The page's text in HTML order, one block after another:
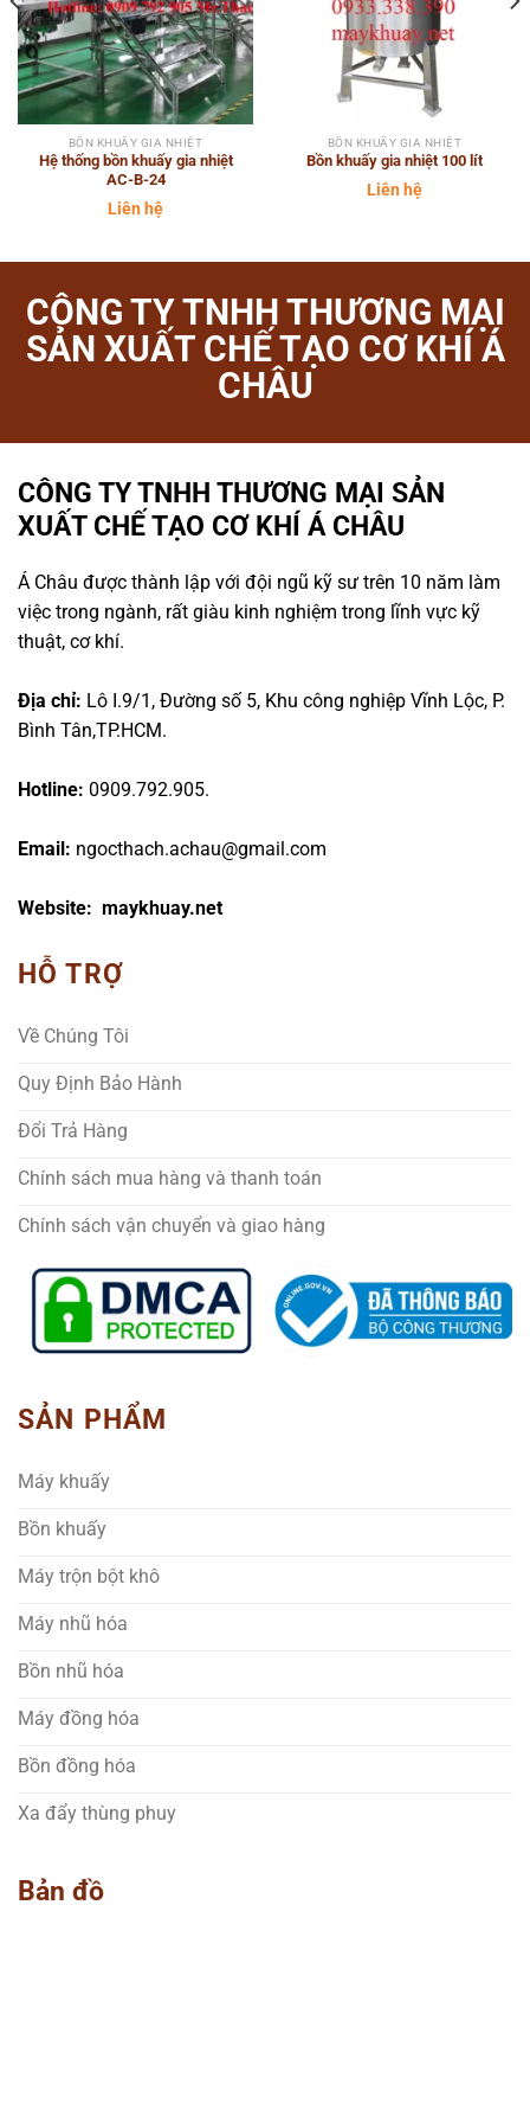
BỒN KHUẤY GIA NHIỆT
Hệ thống bồn khuấy gia nhiệt
AC-B-24
Liên hệ
BỒN KHUẤY GIA NHIỆT
Bồn khuấy gia nhiệt 100 lít
Liên hệ
CÔNG TY TNHH THƯƠNG MẠI
SẢN XUẤT CHẾ TẠO CƠ KHÍ Á
CHÂU
CÔNG TY TNHH THƯƠNG MẠI SẢN
XUẤT CHẾ TẠO CƠ KHÍ Á CHÂU
Á Châu được thành lập với đội ngũ kỹ sư trên 10 năm làm
việc trong ngành, rất giàu kinh nghiệm trong lĩnh vực kỹ
thuật, cơ khí.
Địa chỉ: Lô I.9/1, Đường số 5, Khu công nghiệp Vĩnh Lộc, P.
Bình Tân,TP.HCM.
Hotline: 0909.792.905.
Email: ngocthach.achau@gmail.com
Website: maykhuay.net
HỖ TRỢ
Về Chúng Tôi
Quy Định Bảo Hành
Đổi Trả Hàng
Chính sách mua hàng và thanh toán
Chính sách vận chuyển và giao hàng
SẢN PHẨM
Máy khuấy
Bồn khuấy
Máy trộn bột khô
Máy nhũ hóa
Bồn nhũ hóa
Máy đồng hóa
Bồn đồng hóa
Xa đẩy thùng phuy
Bản đồ